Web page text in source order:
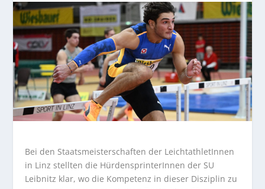
Bei den Staatsmeisterschaften der LeichtathletInnen
in Linz stellten die HürdensprinterInnen der SU
Leibnitz klar, wo die Kompetenz in dieser Disziplin zu